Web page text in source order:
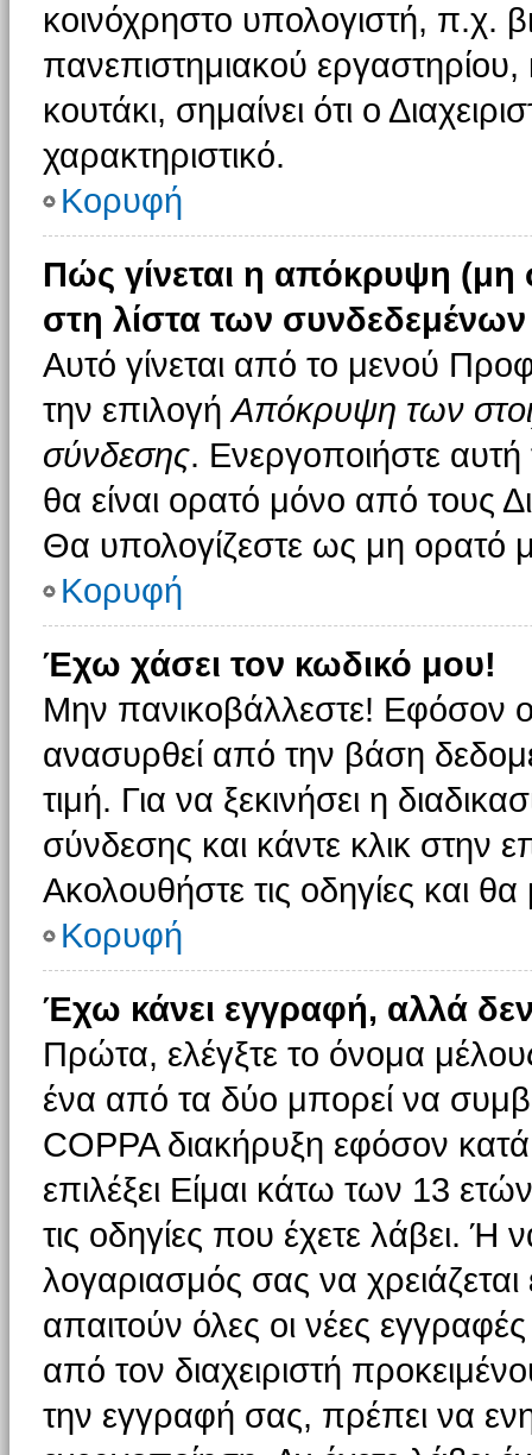
κοινόχρηστο υπολογιστή, π.χ.
πανεπιστημιακού
κουτάκι, σημαίνει ότι ο
χαρακτηριστικό.
Κορυφή
Πώς γίνεται η απόκρυψη
στη λίστα των
Αυτό γίνεται από το μενού
την επιλογήΑπόκρυψη των
σύνδεσης. Ενεργοποιήστε
θα είναι ορατό μόνο από τους
Θα υπολογίζεστε ως μη ορατό
Κορυφή
Έχω χάσει τον κωδικό μου!
Μην πανικοβάλλεστε! Εφόσον
ανασυρθεί από την βάση
τιμή. Για να ξεκινήσει η
σύνδεσης και κάντε κλικ στην
Ακολουθήστε τις οδηγίες και
Κορυφή
Έχω κάνει εγγραφή, αλλά
Πρώτα, ελέγξτε το όνομα
ένα από τα δύο μπορεί να
COPPA διακήρυξη εφόσον κατά
επιλέξει Είμαι κάτω των 13
τις οδηγίες που έχετε λάβει. Ή
λογαριασμός σας να
απαιτούν όλες οι νέες
από τον διαχειριστή
την εγγραφή σας, πρέπει να